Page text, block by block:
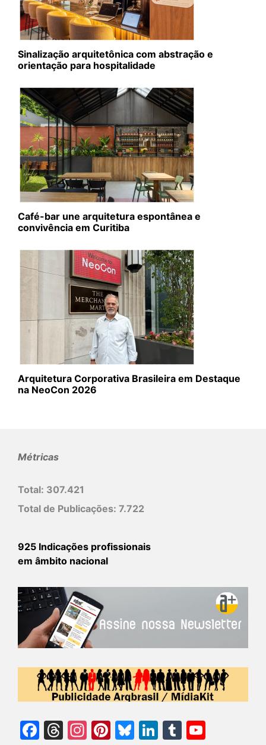
Sinalização arquitetônica com abstração e
orientação para hospitalidade
Café-bar une arquitetura espontânea e
convivência em Curitiba
Arquitetura Corporativa Brasileira em Destaque
na NeoCon 2026
Métricas
Total: 307.421
Total de Publicações: 7.722
925 Indicações profissionais
em âmbito nacional
Facebook
Threads
Instagram
Pinterest
Bluesky
LinkedIn
Tumblr